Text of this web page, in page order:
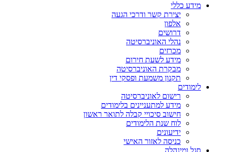
מידע כללי
יצירת קשר ודרכי הגעה
אלפון
דרושים
נהלי האוניברסיטה
מכרזים
מידע לשעת חירום
מבקרת האוניברסיטה
תקנון משמעת ופסקי דין
לימודים
רישום לאוניברסיטה
מידע למתעניינים בלימודים
חישוב סיכויי קבלה לתואר ראשון
לוח שנת הלימודים
ידיעונים
כניסה לאזור האישי
סגל ומינהלה